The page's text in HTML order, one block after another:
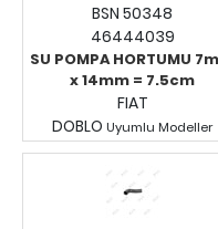
BSN 50348
46444039
SU POMPA HORTUMU
x 14mm = 7.5cm
FIAT
DOBLO Uyumlu Modeller
Fiyatları Görmek
Giriş Yapınız.